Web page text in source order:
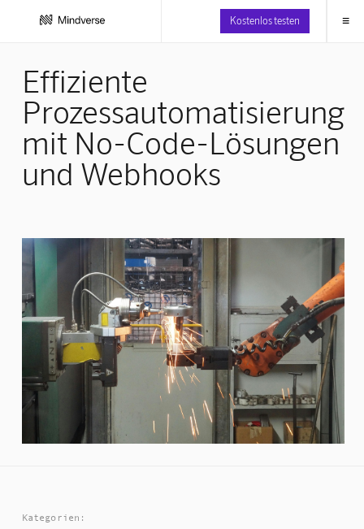
Kostenlos testen ≡
Effiziente
Prozessautomatisierung
mit No-Code-Lösungen
und Webhooks
Kategorien: